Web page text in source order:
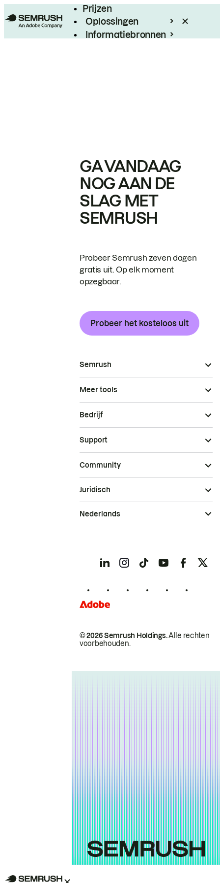
Prijzen
Oplossingen
Informatiebronnen
GA VANDAAG
NOG AAN DE
SLAG MET
SEMRUSH
Probeer Semrush zeven dagen
gratis uit. Op elk moment
opzegbaar.
Probeer het kosteloos uit
Semrush
Meer tools
Bedrijf
Support
Community
© 2026 Semrush Holdings.Alle rechten
voorbehouden.
Juridisch
Nederlands